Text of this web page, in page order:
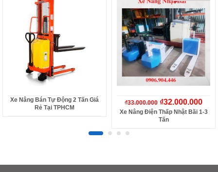
Xe Nâng Bán Tự Động 2 Tấn Giá
Rẻ Tại TPHCM
₫33.000.000 ₫32.000.000
Xe Nâng Điện Thấp Nhật Bãi 1-3
Tấn